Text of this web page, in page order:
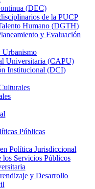
(DEC)
de la PUCP
Humano (DGTH)
y Evaluación
Urbanismo
Universitaria (CAPU)
Institucional (DCI)
Públicas
Política Jurisdiccional
los Servicios Públicos
y Desarrollo